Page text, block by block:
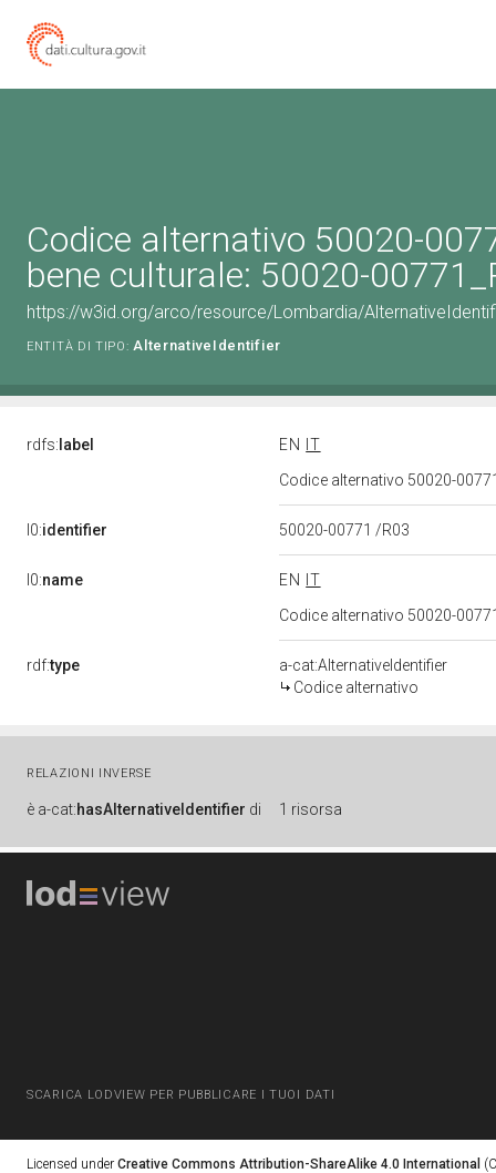
Codice alternativo 50020-
bene culturale: 50020-
https://w3id.org/arco/resource/Lombardia/
ENTITÀ DI TIPO: AlternativeIdentifier
rdfs: label EN
IT
Codice alternativo 50020-
l0:identifier 50020-00771 /R03
l0:name EN
IT
Codice alternativo 50020-
rdf:type
a-cat:AlternativeIdentifier
Codice alternativo
RELAZIONI INVERSE
è a-cat:hasAlternativeIdentifier di 1 risorsa
SCARICA LODVIEW PER PUBBLICARE I TUOI DATI
Licensed under Creative Commons Attribution-ShareAlike 4.0 International